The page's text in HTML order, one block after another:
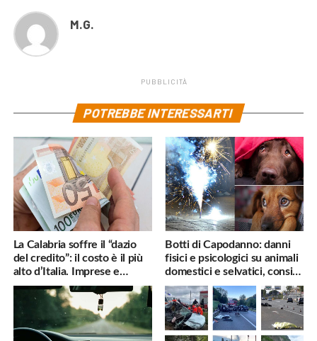
M.G.
PUBBLICITÀ
POTREBBE INTERESSARTI
La Calabria soffre il “dazio
del credito”: il costo è il più
alto d’Italia. Imprese e
famiglie penalizzate
Botti di Capodanno: danni
fisici e psicologici su animali
domestici e selvatici, consigli
utili